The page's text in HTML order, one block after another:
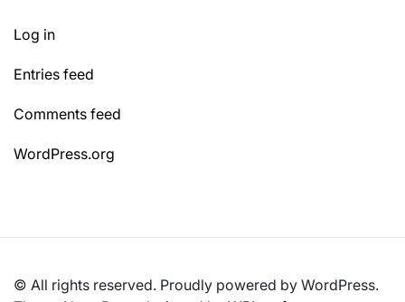
Log in
Entries feed
Comments feed
WordPress.org
© All rights reserved. Proudly powered by WordPress.